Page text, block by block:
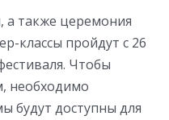
а также церемония
классы пройдут с 26
Чтобы
необходимо
будут доступны для